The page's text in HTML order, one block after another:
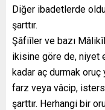
Diğer ibadetlerde
şarttır.
Şâfiîler ve bazı
ikisine göre de, niyet
kadar aç durmak oruç
farz veya vâcip,
şarttır. Herhangi bir